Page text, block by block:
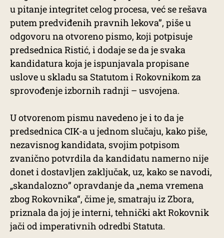
u pitanje integritet celog procesa, već se rešava
putem predviđenih pravnih lekova”, piše u
odgovoru na otvoreno pismo, koji potpisuje
predsednica Ristić, i dodaje se da je svaka
kandidatura koja je ispunjavala propisane
uslove u skladu sa Statutom i Rokovnikom za
sprovođenje izbornih radnji – usvojena.
U otvorenom pismu navedeno je i to da je
predsednica CIK-a u jednom slučaju, kako piše,
nezavisnog kandidata, svojim potpisom
zvanično potvrdila da kandidatu namerno nije
donet i dostavljen zaključak, uz, kako se navodi,
„skandalozno” opravdanje da „nema vremena
zbog Rokovnika“, čime je, smatraju iz Zbora,
priznala da joj je interni, tehnički akt Rokovnik
jači od imperativnih odredbi Statuta.